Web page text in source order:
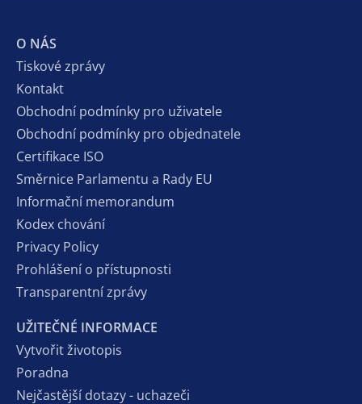
O NÁS
Tiskové zprávy
Kontakt
Obchodní podmínky pro uživatele
Obchodní podmínky pro objednatele
Certifikace ISO
Směrnice Parlamentu a Rady EU
Informační memorandum
Kodex chování
Privacy Policy
Prohlášení o přístupnosti
Transparentní zprávy
UŽITEČNÉ INFORMACE
Vytvořit životopis
Poradna
Nejčastější dotazy - uchazeči